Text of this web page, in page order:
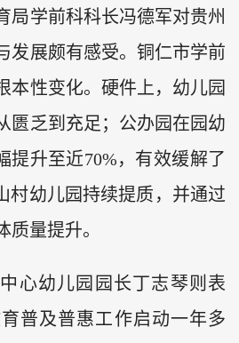
局学前科科长冯德军对贵州
发展颇有感受。铜仁市学前
本性变化。硬件上，幼儿园
匮乏到充足；公办园在园幼
提升至近70%，有效缓解了
村幼儿园持续提质，并通过
质量提升。
心幼儿园园长丁志琴则表
普及普惠工作启动一年多